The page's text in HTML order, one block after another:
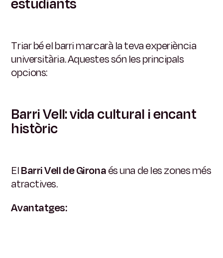
Triar bé el barri marcarà la teva experiència
universitària. Aquestes són les principals
opcions:
Barri Vell: vida cultural i encant
històric
ElBarri Vell de Gironaés una de les zones més
atractives.
Avantatges: